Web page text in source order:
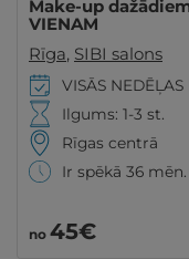
Make-up
VIENAM
Rīga, SIBI salons
VISĀS NEDĒĻAS
Ilgums: 1-3 st.
Rīgas centrā
Ir spēkā 36
no 45€